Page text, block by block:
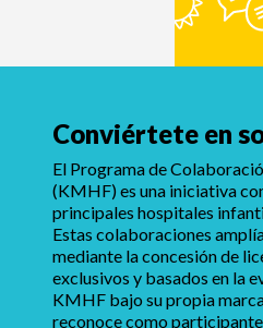
Conviértete en
El Programa de
(KMHF) es una iniciativa
principales hospitales
Estas colaboraciones
mediante la concesión de
exclusivos y basados en la
KMHF bajo su propia
reconoce como